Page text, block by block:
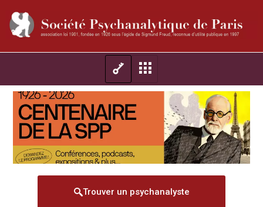
Trouver un psychanalyste